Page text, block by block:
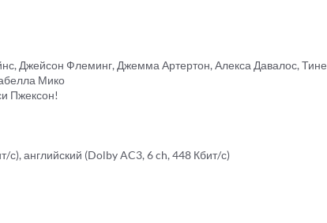
Джейсон Флеминг, Джемма Артертон, Алекса Давалос, Тине
Мико
Пжексон!
английский (Dolby AC3, 6 ch, 448 Кбит/с)